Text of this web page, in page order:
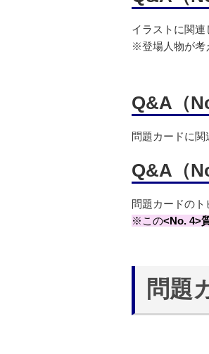
イラストに関連
※登場人物が考
Q&A（
問題カードに
Q&A（
問題カードの
※この<No. 4>
問題